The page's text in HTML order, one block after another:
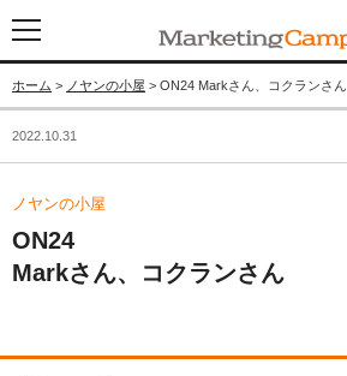
ホーム > ノヤンの小屋 > ON24 Markさん、コクランさん
2022.10.31
ノヤンの小屋
ON24
Markさん、コクランさん